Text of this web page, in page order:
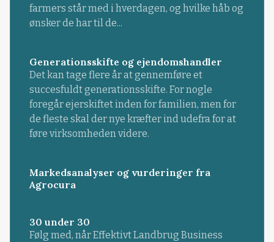
farmers står med i hverdagen, og hvilke håb og
ønsker de har til de...
Generationsskifte og ejendomshandler
Det kan tage flere år at gennemføre et
succesfuldt generationsskifte. For nogle
foregår ejerskiftet inden for familien, men for
de fleste skal der nye kræfter ind udefra for at
føre virksomheden videre.
Markedsanalyser og vurderinger fra
Agrocura
30 under 30
Følg med, når Effektivt Landbrug Business